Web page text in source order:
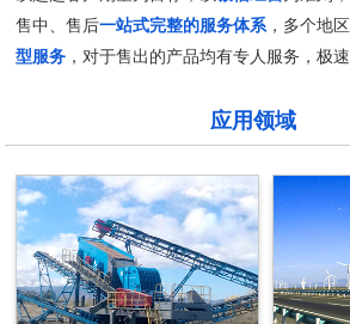
售中、售后一站式完整的服务体系，多个地
型服务 ，对于售出的产品均有专人服务，极
应用领域